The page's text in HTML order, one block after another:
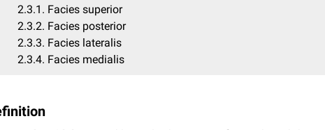
2.3.1
Facies superior
2.3.2 Facies posterior
2.3.3 Facies lateralis
2.3.4 Facies medialis